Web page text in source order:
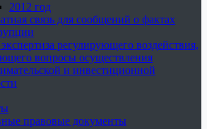
2012 год
связь для сообщений о фактах
регулирующего воздействия,
вопросы осуществления
и инвестиционной
правовые документы